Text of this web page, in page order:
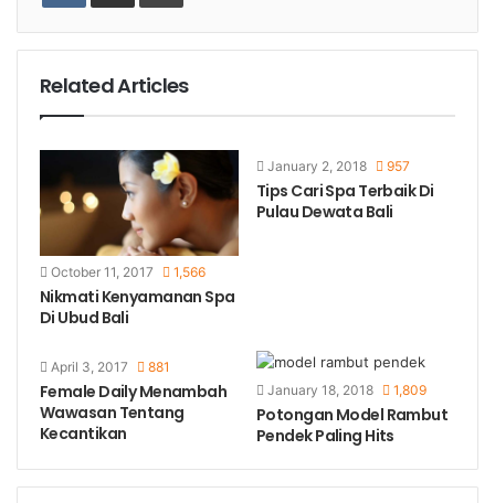
Related Articles
October 11, 2017 1,566
Nikmati Kenyamanan Spa
Di Ubud Bali
January 2, 2018 957
Tips Cari Spa Terbaik Di
Pulau Dewata Bali
April 3, 2017 881
Female Daily Menambah
Wawasan Tentang
Kecantikan
January 18, 2018 1,809
Potongan Model Rambut
Pendek Paling Hits